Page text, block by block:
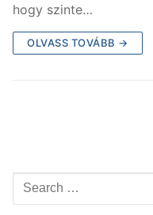
hogy szinte…
OLVASS TOVÁBB →
Keresése: